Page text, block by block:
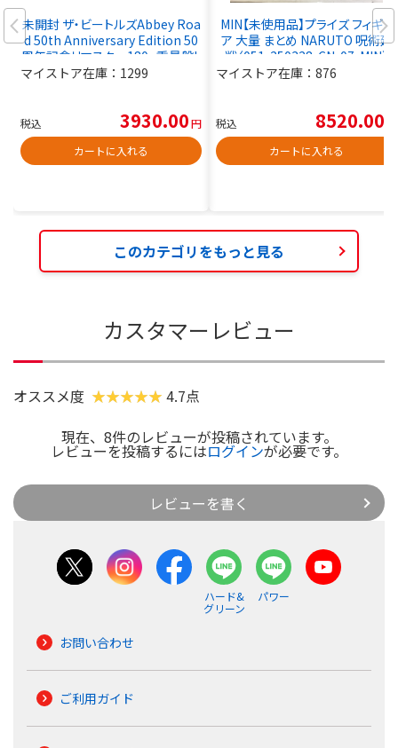
未開封 ザ・ビートルズAbbey Roa
d 50th Anniversary Edition 50
周年記念リマスター180g重量盤L
P Beatles Come Together Her
マイストア在庫： 1299
税込 3930.00円
カートに入れる
MIN【未使用品】プライズ フィギュ
ア 大量 まとめ NARUTO 呪術廻
戦〈051-250328-CN-07-MIN〉
マイストア在庫： 876
税込 8520.00
カートに入れる
このカテゴリをもっと見る
カスタマーレビュー
オススメ度
4.7点
現在、8件のレビューが投稿されています。
レビューを投稿するにはログインが必要です。
レビューを書く
ハード&
グリーン
パワー
お問い合わせ
ご利用ガイド